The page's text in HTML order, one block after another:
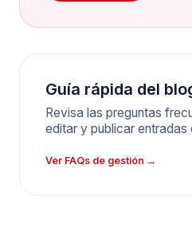
Guía rápida del
Revisa las preguntas
editar y publicar entradas
Ver FAQs de gestión →